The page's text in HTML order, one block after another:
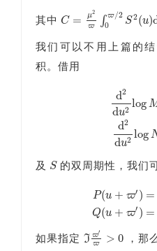
其中 C = μ2
ϖ ∫ ϖ/2
0
S2(u)
C= μ2 ϖ∫0 ϖ/ 2 2( u )du
我们可以不用上篇的
积。借用
d2
du2
log
d2
du2
log
du
及 S
S 的双周期性，我们
P(u + ϖ′ )
Q(u + ϖ′ )
=
=
P(u+ ′ P (
如果指定 I ϖ′
ϖ > 0
ℑϖ′ϖ>0 ，那